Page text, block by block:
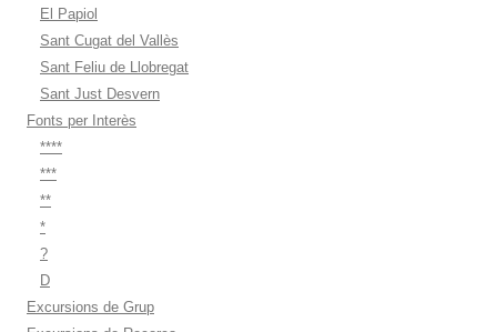
El Papiol
Sant Cugat del Vallès
Sant Feliu de Llobregat
Sant Just Desvern
Fonts per Interès
****
***
**
*
?
D
Excursions de Grup